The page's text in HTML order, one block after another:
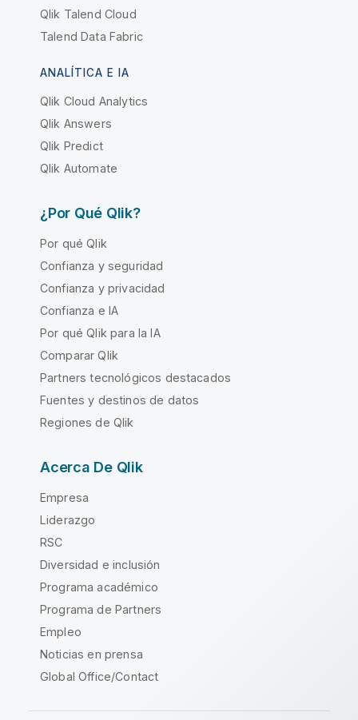
Qlik Talend Cloud
Talend Data Fabric
ANALÍTICA E IA
Qlik Cloud Analytics
Qlik Answers
Qlik Predict
Qlik Automate
¿Por Qué Qlik?
Por qué Qlik
Confianza y seguridad
Confianza y privacidad
Confianza e IA
Por qué Qlik para la IA
Comparar Qlik
Partners tecnológicos destacados
Fuentes y destinos de datos
Regiones de Qlik
Acerca De Qlik
Empresa
Liderazgo
RSC
Diversidad e inclusión
Programa académico
Programa de Partners
Empleo
Noticias en prensa
Global Office/Contact